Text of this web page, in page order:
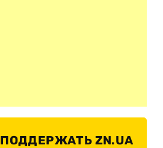
ПОДДЕРЖАТЬ ZN.UA